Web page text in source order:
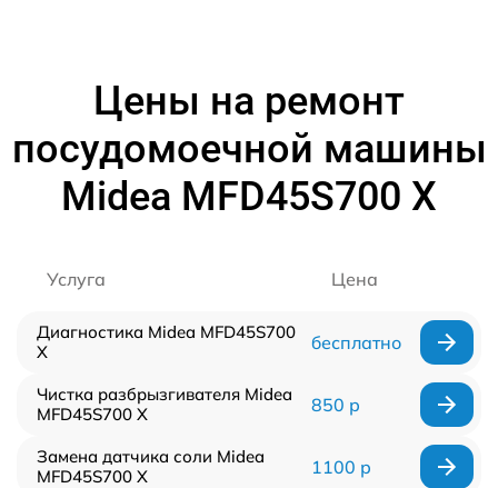
Цены на ремонт
посудомоечной машины
Midea MFD45S700 X
Услуга Цена
Диагностика Midea MFD45S700
X
бесплатно
Чистка разбрызгивателя Midea
MFD45S700 X
850 р
Замена датчика соли Midea
MFD45S700 X
1100 р